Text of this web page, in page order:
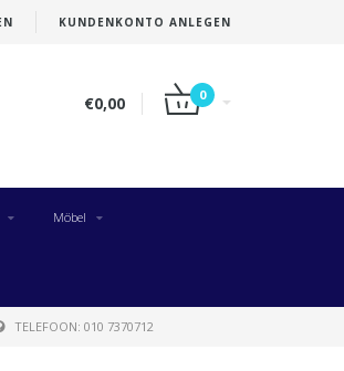
KUNDENKONTO ANLEGEN
€0,00 0
Möbel
TELEFOON: 010 7370712